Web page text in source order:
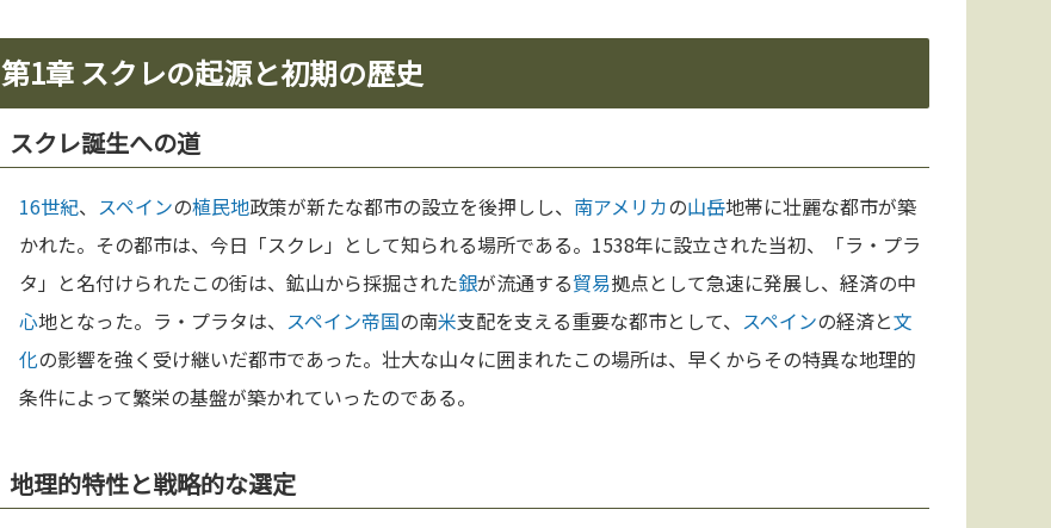
第1章 スクレの起源と初期の歴史
スクレ誕生への道
16世紀、 スペインの植民地政策が新たな都市の設立を後押しし、 南アメリカの山岳地帯に壮麗な都市が築
かれた。その都市は、今日「スクレ」として知られる場所である。1538年に設立された当初、「ラ・プラ
タ」と名付けられたこの街は、鉱山から採掘された銀が流通する貿易拠点として急速に発展し、経済の中
心地となった。ラ・プラタは、 スペイン帝国の南米支配を支える重要な都市として、 スペインの経済と文
化の影響を強く受け継いだ都市であった。壮大な山々に囲まれたこの場所は、早くからその特異な地理的
条件によって繁栄の基盤が築かれていったのである。
地理的特性と戦略的な選定